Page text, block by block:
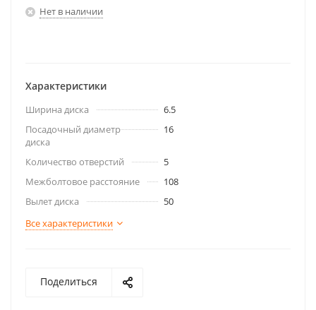
Нет в наличии
Характеристики
Ширина диска
6.5
Посадочный диаметр
диска
16
Количество отверстий
5
Межболтовое расстояние
108
Вылет диска
50
Все характеристики
Поделиться